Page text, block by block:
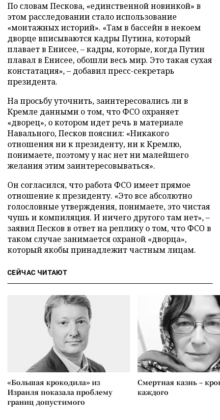
По словам Пескова, «единственной новинкой» в
этом расследовании стало использование
«монтажных историй». «Там в бассейн в некоем
дворце вписываются кадры Путина, который
плавает в Енисее, – кадры, которые, когда Путин
плавал в Енисее, обошли весь мир. Это такая сухая
констатация», – добавил пресс-секретарь
президента.
На просьбу уточнить, заинтересовались ли в
Кремле данными о том, что ФСО охраняет
«дворец», о котором идет речь в материале
Навального, Песков пояснил: «Никакого
отношения ни к президенту, ни к Кремлю,
понимаете, поэтому у нас нет ни малейшего
желания этим заинтересовываться».
Он согласился, что работа ФСО имеет прямое
отношение к президенту. «Это все абсолютно
голословные утверждения, понимаете, это чистая
чушь и компиляция. И ничего другого там нет», –
заявил Песков в ответ на реплику о том, что ФСО в
таком случае занимается охраной «дворца»,
который якобы принадлежит частным лицам.
СЕЙЧАС ЧИТАЮТ
«Большая крокодила» из
Израиля показала проблему
границ допустимого
Смертная казнь –
каждого